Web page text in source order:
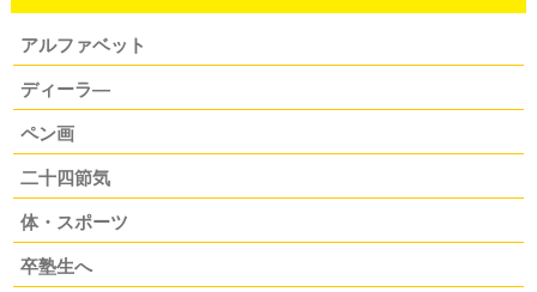
アルファベット
ディーラ―
ペン画
二十四節気
体・スポーツ
卒塾生へ